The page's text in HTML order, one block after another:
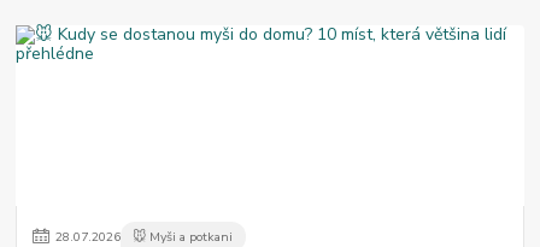
28.07.2026 🐭 Myši a potkani